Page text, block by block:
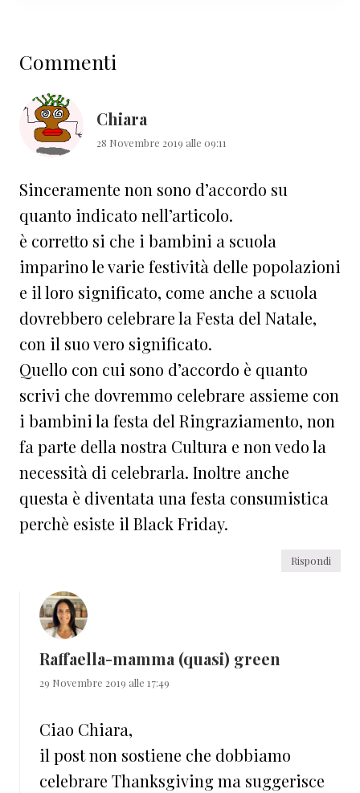
del
lettore
Commenti
Chiara
28 Novembre 2019 alle 09:11
Sinceramente non sono d’accordo su
quanto indicato nell’articolo.
è corretto si che i bambini a scuola
imparino le varie festività delle popolazioni
e il loro significato, come anche a scuola
dovrebbero celebrare la Festa del Natale,
con il suo vero significato.
Quello con cui sono d’accordo è quanto
scrivi che dovremmo celebrare assieme con
i bambini la festa del Ringraziamento, non
fa parte della nostra Cultura e non vedo la
necessità di celebrarla. Inoltre anche
questa è diventata una festa consumistica
perchè esiste il Black Friday.
Rispondi
Raffaella-mamma (quasi) green
29 Novembre 2019 alle 17:49
Ciao Chiara,
il post non sostiene che dobbiamo
celebrare Thanksgiving ma suggerisce